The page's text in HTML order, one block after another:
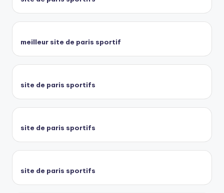
meilleur site de paris sportif
site de paris sportifs
site de paris sportifs
site de paris sportifs